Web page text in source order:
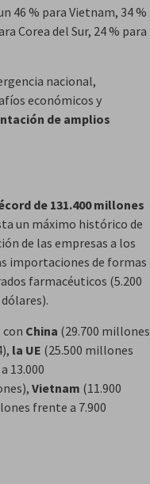
46 % para Vietnam, 34 %
Corea del Sur, 24 % para
nacional,
económicos y
de amplios
de 131.400 millones
un máximo histórico de
de las empresas a los
importaciones de formas
farmacéuticos (5.200
con China (29.700 millones
la UE (25.500 millones
13.000
Vietnam (11.900
frente a 7.900